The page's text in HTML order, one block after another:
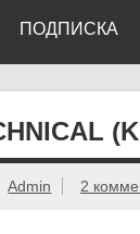
ПОДПИСКА
Admin 2